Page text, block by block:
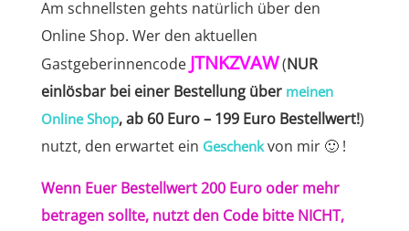
Am schnellsten gehts natürlich über den
Online Shop. Wer den aktuellen
Gastgeberinnencode JTNKZVAW(NUR
einlösbar bei einer Bestellung über meinen
Online Shop, ab 60 Euro – 199 Euro Bestellwert!)
nutzt, den erwartet ein Geschenk von mir 🙂 !
Wenn Euer Bestellwert 200 Euro oder mehr
betragen sollte, nutzt den Code bitte NICHT,